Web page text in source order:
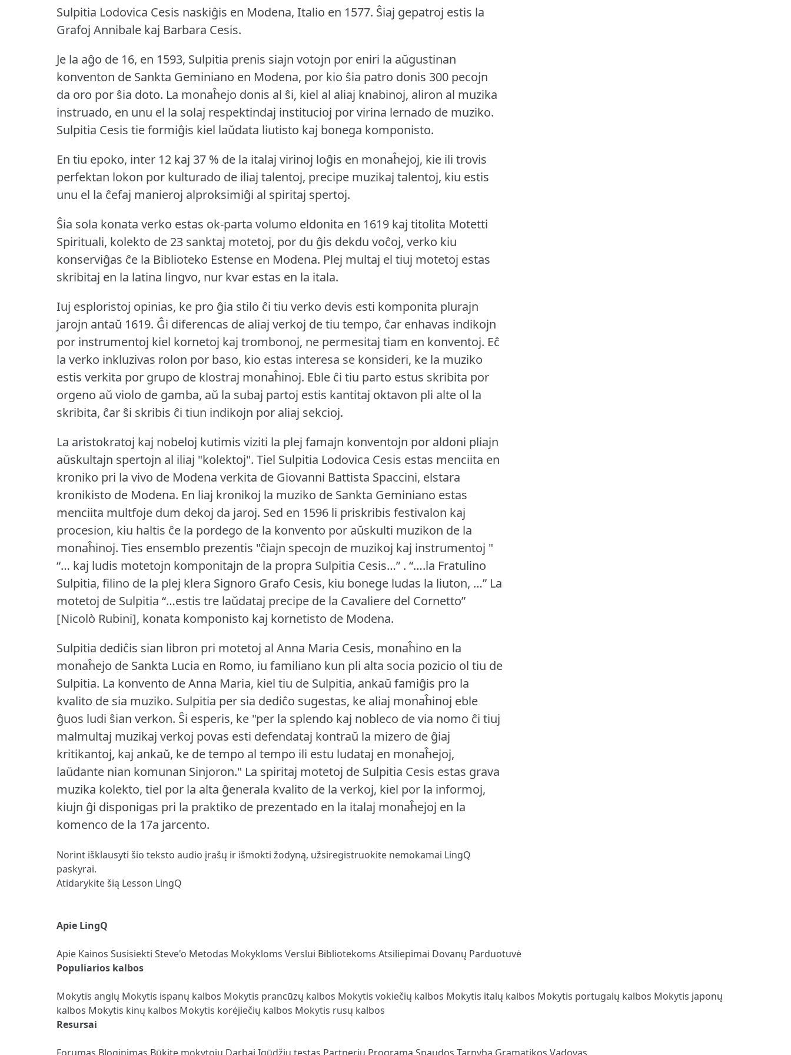
Sulpitia Lodovica Cesis naskiĝis en Modena, Italio en 1577. Ŝiaj gepatroj estis la
Grafoj Annibale kaj Barbara Cesis.
Je la aĝo de 16, en 1593, Sulpitia prenis siajn votojn por eniri la aŭgustinan
konventon de Sankta Geminiano en Modena, por kio ŝia patro donis 300 pecojn
da oro por ŝia doto. La monaĥejo donis al ŝi, kiel al aliaj knabinoj, aliron al muzika
instruado, en unu el la solaj respektindaj institucioj por virina lernado de muziko.
Sulpitia Cesis tie formiĝis kiel laŭdata liutisto kaj bonega komponisto.
En tiu epoko, inter 12 kaj 37 % de la italaj virinoj loĝis en monaĥejoj, kie ili trovis
perfektan lokon por kulturado de iliaj talentoj, precipe muzikaj talentoj, kiu estis
unu el la ĉefaj manieroj alproksimiĝi al spiritaj spertoj.
Ŝia sola konata verko estas ok-parta volumo eldonita en 1619 kaj titolita Motetti
Spirituali, kolekto de 23 sanktaj motetoj, por du ĝis dekdu voĉoj, verko kiu
konserviĝas ĉe la Biblioteko Estense en Modena. Plej multaj el tiuj motetoj estas
skribitaj en la latina lingvo, nur kvar estas en la itala.
Iuj esploristoj opinias, ke pro ĝia stilo ĉi tiu verko devis esti komponita plurajn
jarojn antaŭ 1619. Ĝi diferencas de aliaj verkoj de tiu tempo, ĉar enhavas indikojn
por instrumentoj kiel kornetoj kaj trombonoj, ne permesitaj tiam en konventoj. Eĉ
la verko inkluzivas rolon por baso, kio estas interesa se konsideri, ke la muziko
estis verkita por grupo de klostraj monaĥinoj. Eble ĉi tiu parto estus skribita por
orgeno aŭ violo de gamba, aŭ la subaj partoj estis kantitaj oktavon pli alte ol la
skribita, ĉar ŝi skribis ĉi tiun indikojn por aliaj sekcioj.
La aristokratoj kaj nobeloj kutimis viziti la plej famajn konventojn por aldoni pliajn
aŭskultajn spertojn al iliaj "kolektoj". Tiel Sulpitia Lodovica Cesis estas menciita en
kroniko pri la vivo de Modena verkita de Giovanni Battista Spaccini, elstara
kronikisto de Modena. En liaj kronikoj la muziko de Sankta Geminiano estas
menciita multfoje dum dekoj da jaroj. Sed en 1596 li priskribis festivalon kaj
procesion, kiu haltis ĉe la pordego de la konvento por aŭskulti muzikon de la
monaĥinoj. Ties ensemblo prezentis "ĉiajn specojn de muzikoj kaj instrumentoj "
“… kaj ludis motetojn komponitajn de la propra Sulpitia Cesis…” . “….la Fratulino
Sulpitia, filino de la plej klera Signoro Grafo Cesis, kiu bonege ludas la liuton, …” La
motetoj de Sulpitia “…estis tre laŭdataj precipe de la Cavaliere del Cornetto”
[Nicolò Rubini], konata komponisto kaj kornetisto de Modena.
Sulpitia dediĉis sian libron pri motetoj al Anna Maria Cesis, monaĥino en la
monaĥejo de Sankta Lucia en Romo, iu familiano kun pli alta socia pozicio ol tiu de
Sulpitia. La konvento de Anna Maria, kiel tiu de Sulpitia, ankaŭ famiĝis pro la
kvalito de sia muziko. Sulpitia per sia dediĉo sugestas, ke aliaj monaĥinoj eble
ĝuos ludi ŝian verkon. Ŝi esperis, ke "per la splendo kaj nobleco de via nomo ĉi tiuj
malmultaj muzikaj verkoj povas esti defendataj kontraŭ la mizero de ĝiaj
kritikantoj, kaj ankaŭ, ke de tempo al tempo ili estu ludataj en monaĥejoj,
laŭdante nian komunan Sinjoron." La spiritaj motetoj de Sulpitia Cesis estas grava
muzika kolekto, tiel por la alta ĝenerala kvalito de la verkoj, kiel por la informoj,
kiujn ĝi disponigas pri la praktiko de prezentado en la italaj monaĥejoj en la
komenco de la 17a jarcento.
Norint išklausyti šio teksto audio įrašų ir išmokti žodyną, užsiregistruokite nemokamai LingQ
paskyrai.
Atidarykite šią Lesson LingQ
Apie LingQ
Apie Kainos Susisiekti Steve'o Metodas Mokykloms Verslui Bibliotekoms Atsiliepimai Dovanų Parduotuvė
Populiarios kalbos
Mokytis anglų Mokytis ispanų kalbos Mokytis prancūzų kalbos Mokytis vokiečių kalbos Mokytis italų kalbos Mokytis portugalų kalbos Mokytis japonų
kalbos Mokytis kinų kalbos Mokytis korėjiečių kalbos Mokytis rusų kalbos
Resursai
Forumas Bloginimas Būkite mokytoju Darbai Įgūdžių testas Partnerių Programa Spaudos Tarnyba Gramatikos Vadovas